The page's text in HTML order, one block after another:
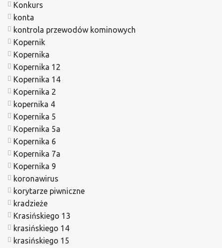
Konkurs
konta
kontrola przewodów kominowych
Kopernik
Kopernika
Kopernika 12
Kopernika 14
Kopernika 2
kopernika 4
Kopernika 5
Kopernika 5a
Kopernika 6
Kopernika 7a
Kopernika 9
koronawirus
korytarze piwniczne
kradzieże
Krasińskiego 13
krasińskiego 14
krasińskiego 15